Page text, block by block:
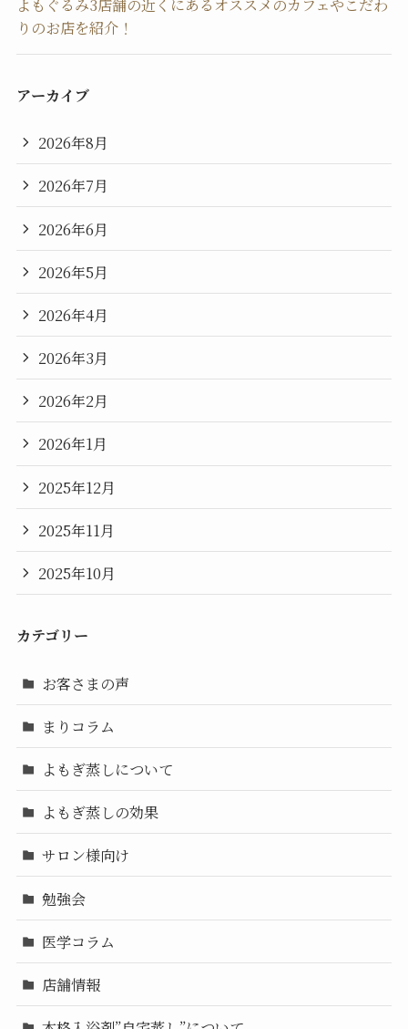
りのお店を紹介！
アーカイブ
2026年8月
2026年7月
2026年6月
2026年5月
2026年4月
2026年3月
2026年2月
2026年1月
2025年12月
2025年11月
2025年10月
カテゴリー
お客さまの声
まりコラム
よもぎ蒸しについて
よもぎ蒸しの効果
サロン様向け
勉強会
医学コラム
店舗情報